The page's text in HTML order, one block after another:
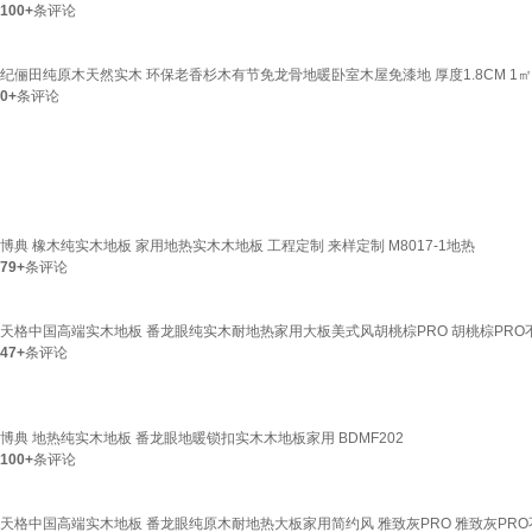
100+条评论
纪俪田纯原木天然实木 环保老香杉木有节免龙骨地暖卧室木屋免漆地 厚度1.8CM 1㎡
0+条评论
博典 橡木纯实木地板 家用地热实木木地板 工程定制 来样定制 M8017-1地热
79+条评论
天格中国高端实木地板 番龙眼纯实木耐地热家用大板美式风胡桃棕PRO 胡桃棕PRO
47+条评论
博典 地热纯实木地板 番龙眼地暖锁扣实木木地板家用 BDMF202
100+条评论
天格中国高端实木地板 番龙眼纯原木耐地热大板家用简约风 雅致灰PRO 雅致灰PRO